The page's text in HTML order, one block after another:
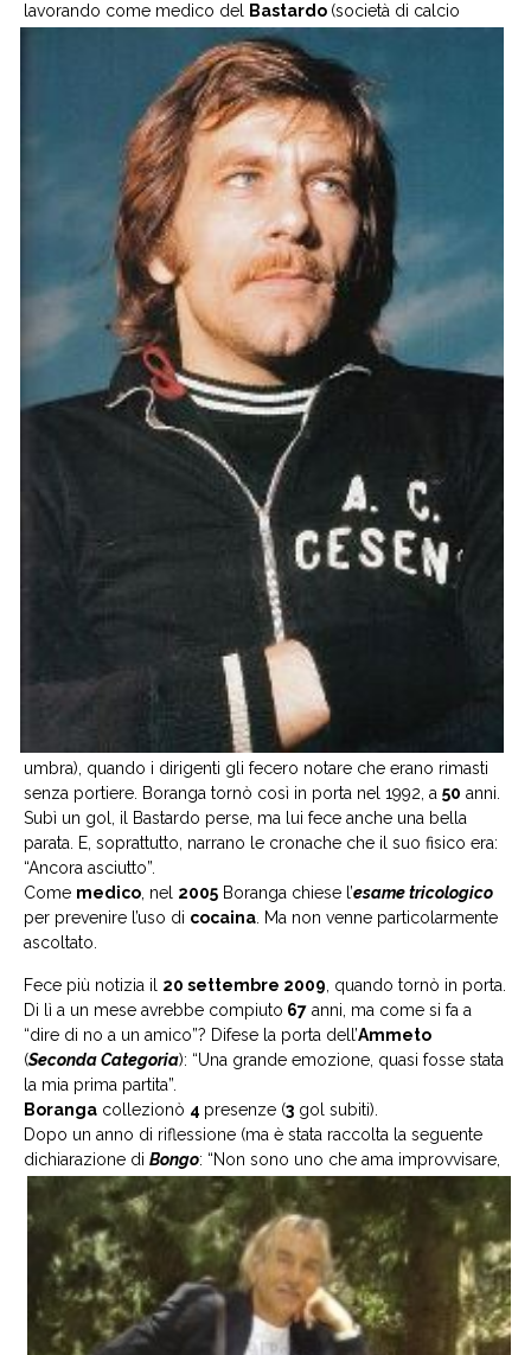
lavorando come medico del Bastardo (società di calcio
umbra), quando i dirigenti gli fecero notare che erano rimasti
senza portiere. Boranga tornò così in porta nel 1992, a 50 anni.
Subì un gol, il Bastardo perse, ma lui fece anche una bella
parata. E, soprattutto, narrano le cronache che il suo fisico era:
“Ancora asciutto”.
Come medico, nel 2005 Boranga chiese l’esame tricologico
per prevenire l’uso di cocaina. Ma non venne particolarmente
ascoltato.
Fece più notizia il 20 settembre 2009, quando tornò in porta.
Di lì a un mese avrebbe compiuto 67 anni, ma come si fa a
“dire di no a un amico”? Difese la porta dell’Ammeto
(Seconda Categoria): “Una grande emozione, quasi fosse stata
la mia prima partita”.
Boranga collezionò 4 presenze (3 gol subiti).
Dopo un anno di riflessione (ma è stata raccolta la seguente
dichiarazione di Bongo: “Non sono uno che ama improvvisare,